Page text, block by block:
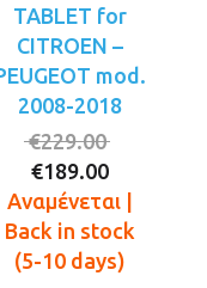
TABLET for
CITROEN –
mod.
2008-2018
€229.00
was:
€229.00.
€189.00
τιμή
είναι:
Αναμένεται |
Back in stock
(5-10 days)